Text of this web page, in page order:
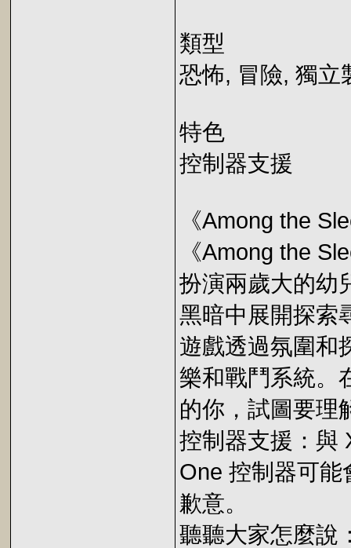
類型
恐怖, 冒險, 獨立
特色
控制器支援
《Among the
《Among the
扮演兩歲大的幼
黑暗中展開探索
遊戲透過氛圍和
樂和戰鬥系統。
的你，試圖要理
控制器支援：與
One 控制器可
歉意。
聽聽大家怎麼說